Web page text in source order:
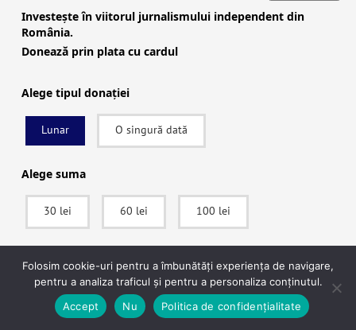
rețelele care diseminează online
dezinformarea, propaganda pro-rusă și
conspirațiile. Iulia a contribuit și la investigația
internațională Shadow Diplomats, coordonată
Journalists.
Leave A Comment
Comment
Investește în viitorul jurnalismului independent din
România.
Donează prin plata cu cardul
Alege tipul donației
Lunar O singură dată
Alege suma
30 lei 60 lei 100 lei
SUSȚINE
După ce vei apăsa pe Donează vei fi redirecționat către pagina securizată a
procesatorului de plăți Stripe, unde vei putea plăti în siguranță.
Folosim cookie-uri pentru a îmbunătăți experiența de navigare,
pentru a analiza traficul și pentru a personaliza conținutul.
Accept
Nu Politica de confidențialitate